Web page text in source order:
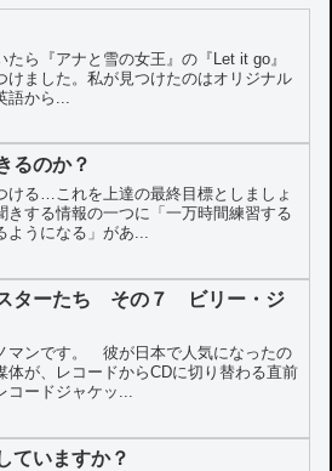
ら『アナと雪の女王』の『Let it go』
けました。私が見つけたのはオリジナル
語から...
るのか？
ける…これを上達の最終目標としましょ
する情報の一つに「一万時間練習する
ようになる」があ...
ターたち その７ ビリー・ジ
マンです。 彼が日本で人気になったの
体が、レコードからCDに切り替わる直前
コードジャケッ...
ていますか？